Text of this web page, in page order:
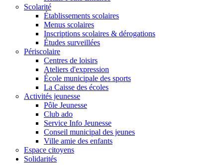
Scolarité
Établissements scolaires
Menus scolaires
Inscriptions scolaires & dérogations
Études surveillées
Périscolaire
Centres de loisirs
Ateliers d'expression
École municipale des sports
La Caisse des écoles
Activités jeunesse
Pôle Jeunesse
Club ado
Service Info Jeunesse
Conseil municipal des jeunes
Ville amie des enfants
Espace citoyens
Solidarités